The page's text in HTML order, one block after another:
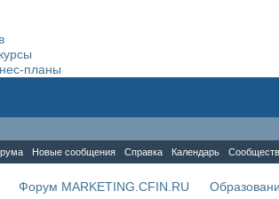
планы
Новые сообщения Справка Календарь
Форум MARKETING.CFIN.RU